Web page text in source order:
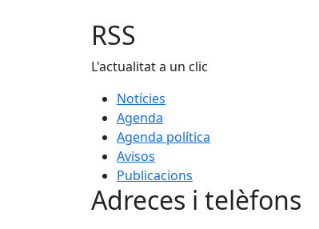
RSS
L'actualitat a un clic
Notícies
Agenda
Agenda política
Avisos
Publicacions
Adreces i telèfons